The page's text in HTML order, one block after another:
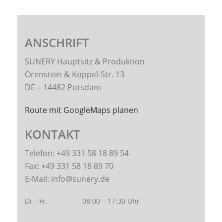
ANSCHRIFT
SUNERY Hauptsitz & Produktion
Orenstein & Koppel-Str. 13
DE – 14482 Potsdam
Route mit GoogleMaps planen
KONTAKT
Telefon: +49 331 58 18 89 54
Fax: +49 331 58 18 89 70
E-Mail: info@sunery.de
Di – Fr. 08:00 – 17:30 Uhr